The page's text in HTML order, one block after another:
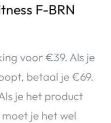
F-BRN
voor €39. Als je
betaal je €69.
je het product
je het wel